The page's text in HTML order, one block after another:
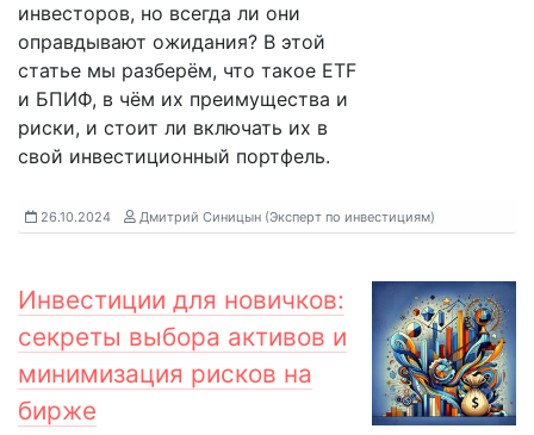
инвесторов, но всегда ли они
оправдывают ожидания? В этой
статье мы разберём, что такое ETF
и БПИФ, в чём их преимущества и
риски, и стоит ли включать их в
свой инвестиционный портфель.
26.10.2024 Дмитрий Синицын (Эксперт по инвестициям)
Инвестиции для новичков:
секреты выбора активов и
минимизация рисков на
бирже